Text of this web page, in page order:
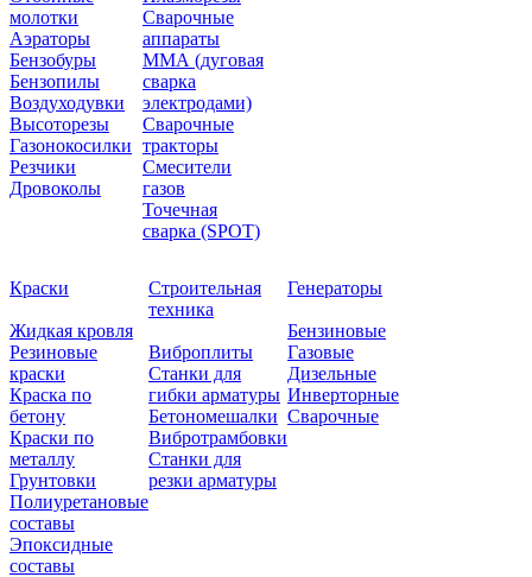
молотки
Аэраторы
Бензобуры
Бензопилы
Воздуходувки
Высоторезы
Газонокосилки
Резчики
Дровоколы
Сварочные
аппараты
ММА (дуговая
сварка
электродами)
Сварочные
тракторы
Смесители
газов
Точечная
сварка (SPOT)
Краски
Жидкая кровля
Резиновые
краски
Краска по
бетону
Краски по
металлу
Грунтовки
Полиуретановые
составы
Эпоксидные
составы
Строительная
техника
Виброплиты
Станки для
гибки арматуры
Бетономешалки
Вибротрамбовки
Станки для
резки арматуры
Генераторы
Бензиновые
Газовые
Дизельные
Инверторные
Сварочные